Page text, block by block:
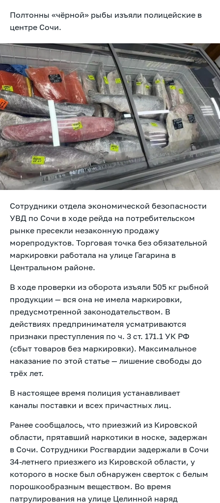
Полтонны «чёрной» рыбы изъяли полицейские в
центре Сочи.
Сотрудники отдела экономической безопасности
УВД по Сочи в ходе рейда на потребительском
рынке пресекли незаконную продажу
морепродуктов. Торговая точка без обязательной
маркировки работала на улице Гагарина в
Центральном районе.
В ходе проверки из оборота изъяли 505 кг рыбной
продукции — вся она не имела маркировки,
предусмотренной законодательством. В
действиях предпринимателя усматриваются
признаки преступления по ч. 3 ст. 171.1 УК РФ
(сбыт товаров без маркировки). Максимальное
наказание по этой статье — лишение свободы до
трёх лет.
В настоящее время полиция устанавливает
каналы поставки и всех причастных лиц.
Ранее сообщалось, что приезжий из Кировской
области, прятавший наркотики в носке, задержан
в Сочи. Сотрудники Росгвардии задержали в Сочи
34-летнего приезжего из Кировской области, у
которого в носке был обнаружен сверток с белым
порошкообразным веществом. Во время
патрулирования на улице Целинной наряд